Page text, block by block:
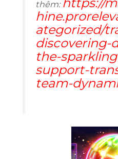
thêm:
ategorized/
discovering-
the-
support-
team-